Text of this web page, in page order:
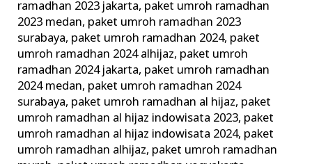
ramadhan 2023 jakarta, paket umroh ramadhan
2023 medan, paket umroh ramadhan 2023
surabaya, paket umroh ramadhan 2024, paket
umroh ramadhan 2024 alhijaz, paket umroh
ramadhan 2024 jakarta, paket umroh ramadhan
2024 medan, paket umroh ramadhan 2024
surabaya, paket umroh ramadhan al hijaz, paket
umroh ramadhan al hijaz indowisata 2023, paket
umroh ramadhan al hijaz indowisata 2024, paket
umroh ramadhan alhijaz, paket umroh ramadhan